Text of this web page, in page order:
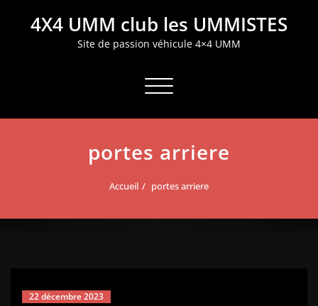
4X4 UMM club les UMMISTES
Site de passion véhicule 4×4 UMM
Afficher/masquer la navigation
portes arriere
Accueil portes arriere
22 décembre 2023